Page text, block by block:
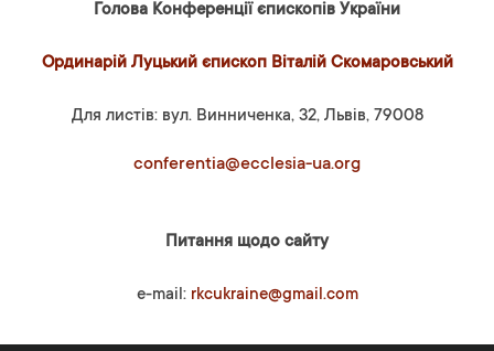
Голова Конференції єпископів України
Ординарій Луцький єпископ Віталій Скомаровський
Для листів: вул. Винниченка, 32, Львів, 79008
conferentia@ecclesia-ua.org
Питання щодо сайту
e-mail: rkcukraine@gmail.com